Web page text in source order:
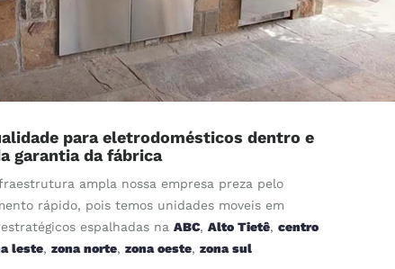
para eletrodomésticos dentro e
garantia da fábrica
ampla nossa empresa preza pelo
rápido, pois temos unidades moveis em
espalhadas na ABC, Alto Tietê, centro
leste, zona norte, zona oeste, zona sul